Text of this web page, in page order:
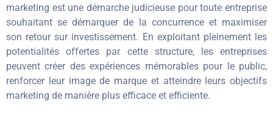
marketing est une démarche judicieuse pour toute entreprise
souhaitant se démarquer de la concurrence et maximiser
son retour sur investissement. En exploitant pleinement les
potentialités offertes par cette structure, les entreprises
peuvent créer des expériences mémorables pour le public,
renforcer leur image de marque et atteindre leurs objectifs
marketing de manière plus efficace et efficiente.